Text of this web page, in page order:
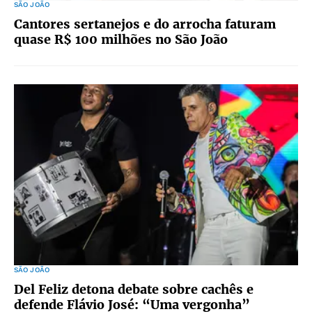
SÃO JOÃO
Cantores sertanejos e do arrocha faturam
quase R$ 100 milhões no São João
SÃO JOÃO
Del Feliz detona debate sobre cachês e
defende Flávio José: “Uma vergonha”